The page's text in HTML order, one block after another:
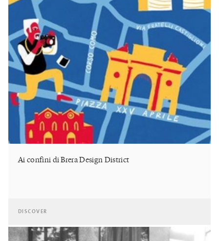
Ai confini di Brera Design District
DISCOVER